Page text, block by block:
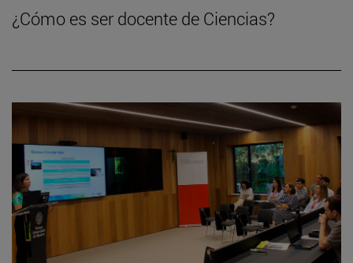
¿Cómo es ser docente de Ciencias?